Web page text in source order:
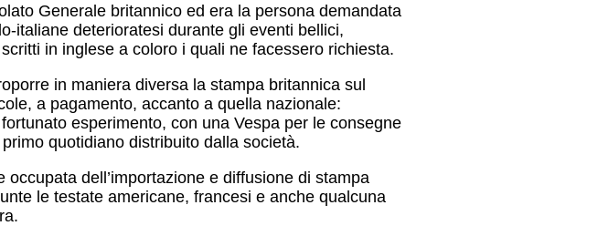
Generale britannico ed era la persona demandata
italiane deterioratesi durante gli eventi bellici,
in inglese a coloro i quali ne facessero richiesta.
in maniera diversa la stampa britannica sul
a pagamento, accanto a quella nazionale:
esperimento, con una Vespa per le consegne
primo quotidiano distribuito dalla società.
occupata dell’importazione e diffusione di stampa
le testate americane, francesi e anche qualcuna